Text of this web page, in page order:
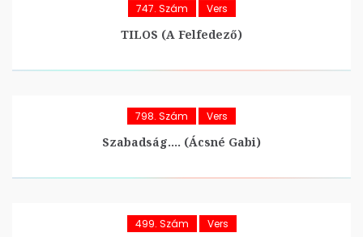
747. Szám Vers
TILOS (A Felfedező)
798. Szám Vers
Szabadság…. (Ácsné Gabi)
499. Szám Vers